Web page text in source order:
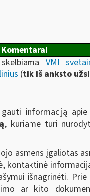
Komentarai
skelbiamaVMI
(tik iš anksto
informaciją
, kuriame turi
asmens įgaliotas
kontaktinė
išnagrinėti.
ar kito